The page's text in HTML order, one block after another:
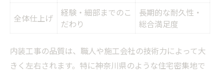
全体仕上げ
経験・細部までのこ
だわり
長期的な耐久性・
総合満足度
内装工事の品質は、職人や施工会社の技術力によって大
きく左右されます。特に神奈川県のような住宅密集地で